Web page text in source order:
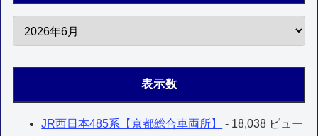
表示数
JR西日本485系【京都総合車両所】
- 18,038 ビュー